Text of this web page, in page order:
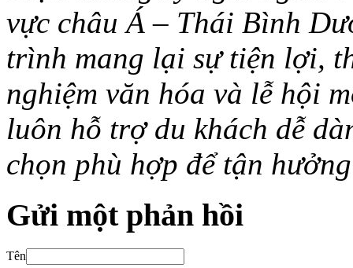
vực châu Á – Thái Bình
trình mang lại sự tiện lợi,
nghiệm văn hóa và lễ hội
luôn hỗ trợ du khách dễ
chọn phù hợp để tận
Gửi một phản hồi
Tên